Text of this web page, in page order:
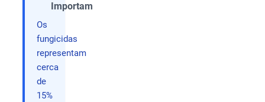
Importam
Os
fungicidas
representam
cerca
de
15%